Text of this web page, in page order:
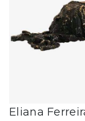
Eliana